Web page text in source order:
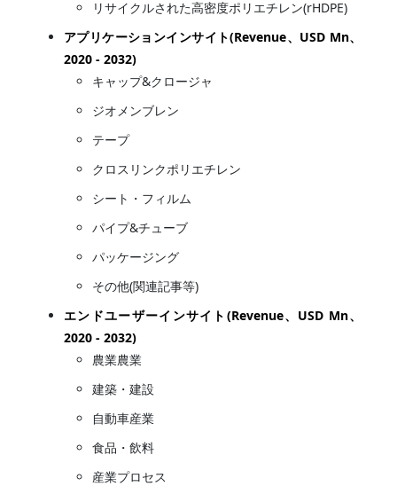
リサイクルされた高密度ポリエチレン(rHDPE)
アプリケーションインサイト(Revenue、USD Mn、
2020 - 2032)
キャップ&クロージャ
ジオメンブレン
テープ
クロスリンクポリエチレン
シート・フィルム
パイプ&チューブ
パッケージング
その他(関連記事等)
エンドユーザーインサイト(Revenue、USD Mn、
2020 - 2032)
農業農業
建築・建設
自動車産業
食品・飲料
産業プロセス